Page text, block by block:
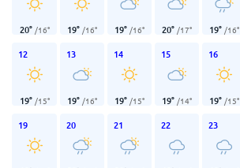
20° /16° 19° /16° 19° /16° 20° /17° 19° /16°
12
19° /15°
13
19° /16°
14
19° /15°
15
19° /14°
16
19° /15°
19 20 21 22 23